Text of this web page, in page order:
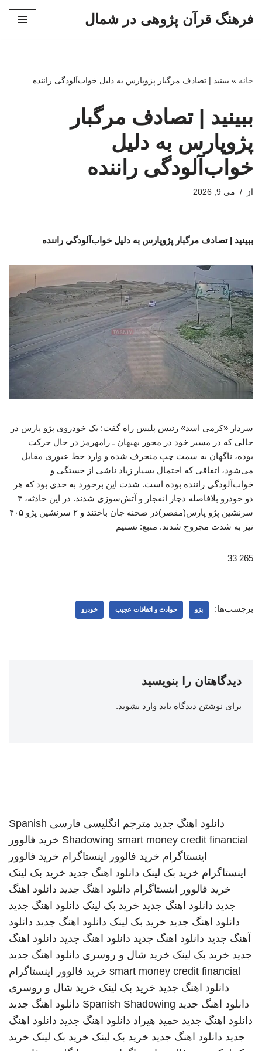
فرهنگ قرآن پژوهی در شمال
خانه » ببینید | تصادف مرگبار پژوپارس به دلیل خواب‌آلودگی راننده
ببینید | تصادف مرگبار
پژوپارس به دلیل
خواب‌آلودگی راننده
از می 9, 2026
ببینید | تصادف مرگبار پژوپارس به دلیل خواب‌آلودگی راننده
سردار «کرمی اسد» رئیس پلیس راه گفت: یک خودروی پژو پارس در
حالی که در مسیر خود در محور بهبهان ـ رامهرمز در حال حرکت
بوده، ناگهان به سمت چپ منحرف شده و وارد خط عبوری مقابل
می‌شود، اتفاقی که احتمال بسیار زیاد ناشی از خستگی و
خواب‌آلودگی راننده بوده است. شدت این برخورد به حدی بود که هر
دو خودرو بلافاصله دچار انفجار و آتش‌سوزی شدند. در این حادثه، ۴
سرنشین پژو پارس(مقصر)در صحنه جان باختند و ۲ سرنشین پژو ۴۰۵
نیز به شدت مجروح شدند. منبع: تسنیم
265 33
برچسب‌ها: پژو حوادث و اتفاقات عجیب خودرو
دیدگاهتان را بنویسید
برای نوشتن دیدگاه باید وارد بشوید.
دانلود اهنگ جدید مترجم انگلیسی فارسی Spanish
Shadowing smart money credit financial
خرید فالوور
اینستاگرام خرید فالوور اینستاگرام خرید فالوور
اینستاگرام خرید بک لینک دانلود اهنگ جدید خرید بک لینک
خرید فالوور اینستاگرام دانلود اهنگ جدید دانلود اهنگ
جدید دانلود اهنگ جدید خرید بک لینک دانلود اهنگ جدید
دانلود اهنگ جدید خرید بک لینک دانلود اهنگ جدید دانلود
آهنگ جدید دانلود اهنگ جدید دانلود اهنگ جدید دانلود اهنگ
جدید خرید بک لینک خرید شال و روسری دانلود اهنگ جدید
smart money credit financial خرید فالوور اینستاگرام
دانلود اهنگ جدید خرید بک لینک خرید شال و روسری
دانلود اهنگ جدید Spanish Shadowing دانلود اهنگ جدید
دانلود اهنگ جدید حمید هیراد دانلود اهنگ جدید دانلود اهنگ
جدید دانلود اهنگ جدید خرید بک لینک خرید بک لینک خرید